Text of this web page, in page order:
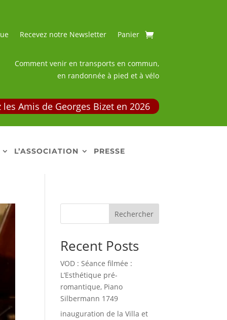
Recevez notre Newsletter Panier
Comment venir en transports en commun,
en randonnée à pied et à vélo
les Amis de Georges Bizet en 2026
L’ASSOCIATION PRESSE
Rechercher
Recent Posts
VOD : Séance filmée :
L’Esthétique pré-
romantique, Piano
Silbermann 1749
inauguration de la Villa et